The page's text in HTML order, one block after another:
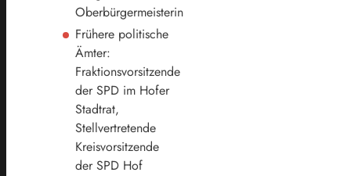
Oberbürgermeisterin
Frühere politische
Ämter:
Fraktionsvorsitzende
der SPD im Hofer
Stadtrat,
Stellvertretende
Kreisvorsitzende
der SPD Hof